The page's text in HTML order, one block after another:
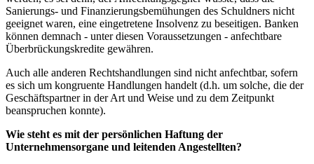
Sanierungs- und Finanzierungsbemühungen des Schuldners nicht
geeignet waren, eine eingetretene Insolvenz zu beseitigen. Banken
können demnach - unter diesen Voraussetzungen - anfechtbare
Überbrückungskredite gewähren.
Auch alle anderen Rechtshandlungen sind nicht anfechtbar, sofern
es sich um kongruente Handlungen handelt (d.h. um solche, die der
Geschäftspartner in der Art und Weise und zu dem Zeitpunkt
beanspruchen konnte).
Wie steht es mit der persönlichen Haftung der
Unternehmensorgane und leitenden Angestellten?